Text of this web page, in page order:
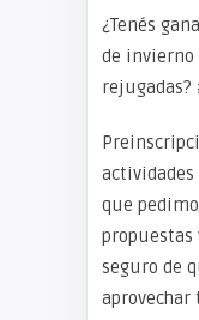
¿Tenés
de
rejugadas?
que
propuestas
seguro de
aprovechar